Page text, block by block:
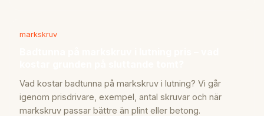
markskruv
Vad kostar badtunna på markskruv i lutning? Vi går
igenom prisdrivare, exempel, antal skruvar och när
markskruv passar bättre än plint eller betong.